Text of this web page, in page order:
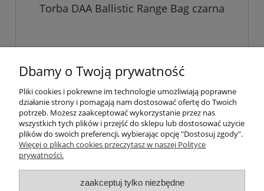
Torba DAA Ballistic Range Bag czarna
629,00 zł
Dbamy o Twoją prywatność
Pliki cookies i pokrewne im technologie umożliwiają poprawne
działanie strony i pomagają nam dostosować ofertę do Twoich
potrzeb. Możesz zaakceptować wykorzystanie przez nas
wszystkich tych plików i przejść do sklepu lub dostosować użycie
plików do swoich preferencji, wybierając opcję "Dostosuj zgody".
Więcej o plikach cookies przeczytasz w naszej Polityce
prywatności.
zaakceptuj tylko niezbędne